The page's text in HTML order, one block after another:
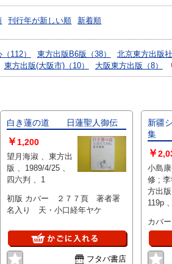
刊行年が新しい順 新着順
112） 東方出版B6版（38） 北京東方出版社
東方出版(大阪市)（10） 大阪東方出版（8）
白き蓮の道 日蓮聖人御伝
￥ 1,200
望月海淑 、東方出
版 、1989/4/25 、
四六判 、1
初版 カバー ２７７頁 著者署
名入り 天・小口経年ヤケ
フタバ書店
新疆
集
￥
小島
修 ; 李学
方出版 、2006 、
カバー